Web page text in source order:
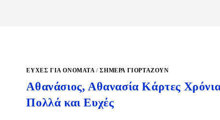
ΕΥΧΈΣ ΓΙΑ ΟΝΌΜΑΤΑ /ΣΉΜΕΡΑ ΓΙΟΡΤΆΖΟΥΝ
Αθανάσιος, Αθανασία Κάρτες
Πολλά και Ευχές